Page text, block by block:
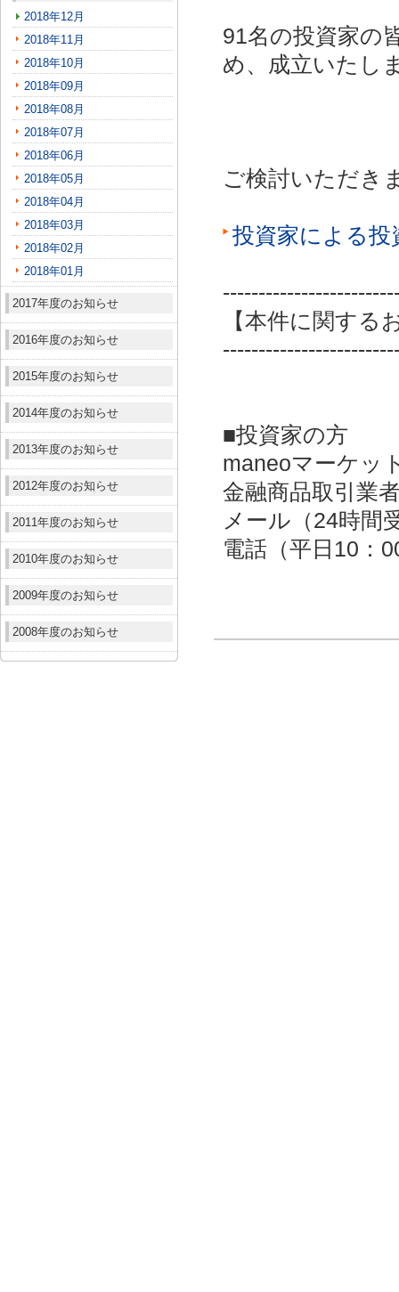
2018年12月
2018年11月
2018年10月
2018年09月
2018年08月
2018年07月
2018年06月
2018年05月
2018年04月
2018年03月
2018年02月
2018年01月
2017年度のお知らせ
2016年度のお知らせ
2015年度のお知らせ
2014年度のお知らせ
2013年度のお知らせ
2012年度のお知らせ
2011年度のお知らせ
2010年度のお知らせ
2009年度のお知らせ
2008年度のお知らせ
91名の投資家の
め、成立いたし
ご検討いただき
投資家による
【本件に関する
■投資家の方
maneoマーケッ
金融商品取引業
メール（24時間
電話（平日10：